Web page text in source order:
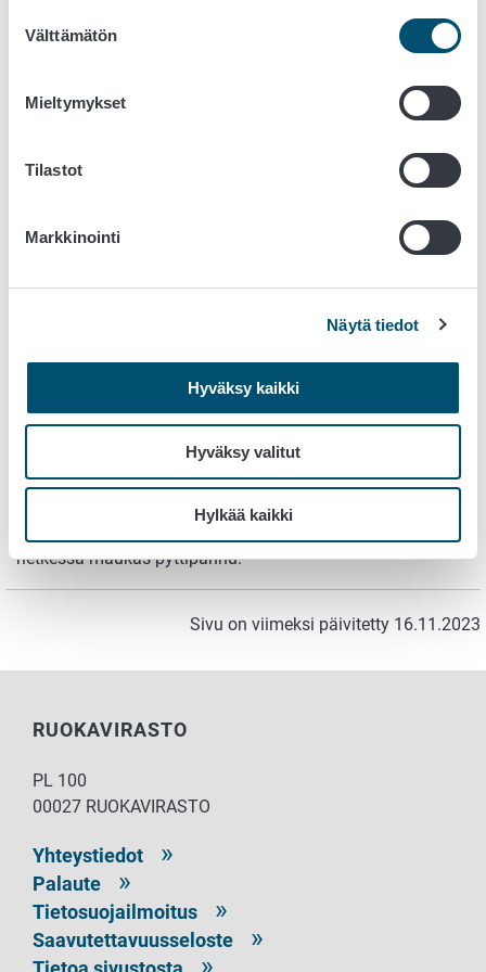
valinta
Välttämätön
Mieltymykset
Tilastot
Markkinointi
Näytä tiedot
Hyväksy kaikki
Hyväksy valitut
Hylkää kaikki
Kuori ja pilko perunat, porkkanat ja sipuli sekä
huuhdo ja puolita sienet. Viipaloi myös liha tai
Paista tarvittaessa kevyesti makkarapalat öljytyllä
porkkanapalat, sienenpuolikkaat ja kypsennä
Lisää perunapalat, pavut ja mausteet ja jatka
Kun ainekset ovat kypsiä, lisää kypsä liha tai
makkarapalat, kuumenna ja nauti ruisleivän kanssa.
Perunoita tulee helposti keitettyä vähän enemmän
kuin tarvitsee; samoin muita kypsiä vihanneksia saattaa
jäädä tähteeksi. Porkkanan ja vihannesten ei kuitenkaan
tarvitse olla kypsiä, pienet palat kypsyvät nopeasti
pannulla. Usein myös lihaa tai kalaa jää tähteeksi, mutta
hetkessä maukas pyttipannu.
Sivu on viimeksi päivitetty 16.11.2023
RUOKAVIRASTO
PL 100
00027 RUOKAVIRASTO
Yhteystiedot
Palaute
Tietosuojailmoitus
Saavutettavuusseloste